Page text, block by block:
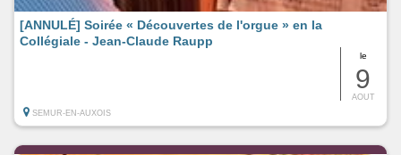
le
9
AOUT
[ANNULÉ] Soirée « Découvertes de l'orgue » en la
Collégiale - Jean-Claude Raupp
SEMUR-EN-AUXOIS